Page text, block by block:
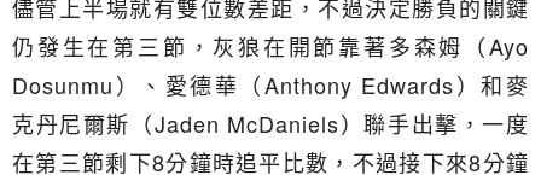
儘管上半場就有雙位數差距，不過決定勝負的關鍵
仍發生在第三節，灰狼在開節靠著多森姆（Ayo
Dosunmu）、愛德華（Anthony Edwards）和麥
克丹尼爾斯（Jaden McDaniels）聯手出擊，一度
在第三節剩下8分鐘時追平比數，不過接下來8分鐘